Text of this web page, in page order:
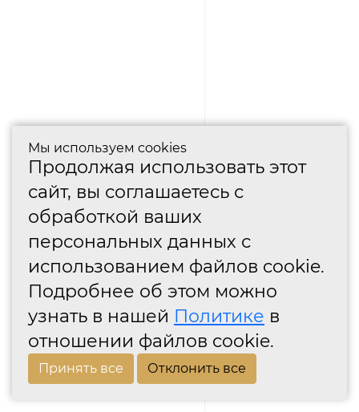
Мы используем cookies
Продолжая использовать этот
сайт, вы соглашаетесь с
обработкой ваших
персональных данных с
использованием файлов cookie.
Подробнее об этом можно
узнать в нашей Политике в
отношении файлов cookie.
Принять все Отклонить все